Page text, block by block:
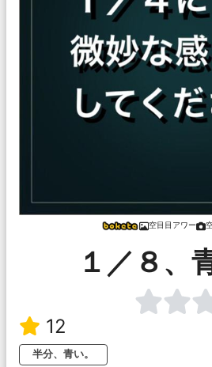
空目目アワー
１／８、
12
半分、青い。